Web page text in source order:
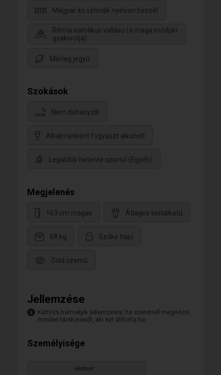
Magyar és szlovák nyelven beszél
Római katolikus vallású (a maga módján
gyakorolja)
Mérleg jegyű
Szokások
Nem dohányzik
Alkalmanként fogyaszt alkoholt
Legalább hetente sportol (Egyéb)
Megjelenés
163 cm magas Átlagos testalkatú
68 kg Szőke hajú
Zöld szemű
Jellemzése
Kattints bármelyik jellemzésre, ha szeretnél megnézni
minden társkeresőt, aki ezt állította be.
Személyisége
Humor